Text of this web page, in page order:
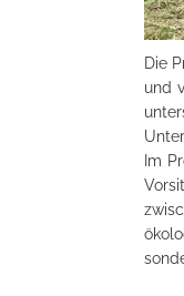
Die
und
Im